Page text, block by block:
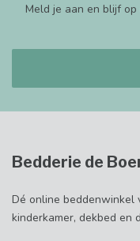
Meld je aan en blijf
Bedderie de
Dé online beddenwinkel
kinderkamer, dekbed en